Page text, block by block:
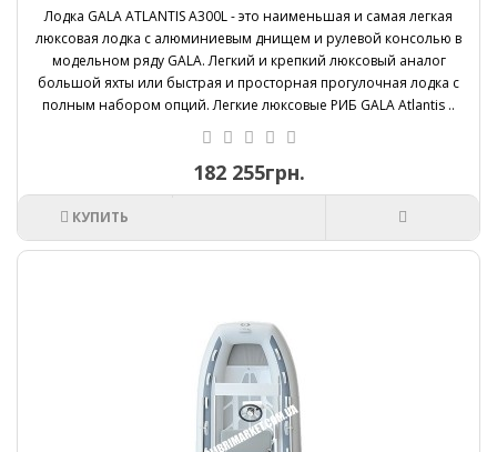
Лодка GALA ATLANTIS A300L - это наименьшая и самая легкая
люксовая лодка с алюминиевым днищем и рулевой консолью в
модельном ряду GALA. Легкий и крепкий люксовый аналог
большой яхты или быстрая и просторная прогулочная лодка с
полным набором опций. Легкие люксовые РИБ GALA Atlantis ..
182 255грн.
КУПИТЬ